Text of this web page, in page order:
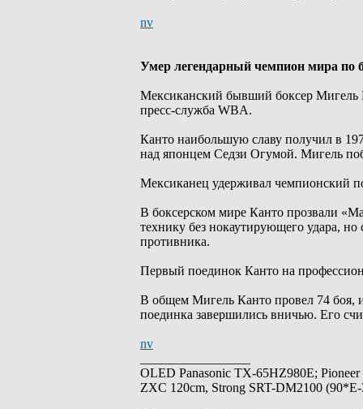
nv
Умер легендарный чемпион мира по
Мексиканский бывший боксер Мигель
пресс-служба WBA.
Канто наибольшую славу получил в
над японцем Седзи Огумой. Мигель
Мексиканец удерживал чемпионский
В боксерском мире Канто прозвали
технику без нокаутирующего удара,
противника.
Первый поединок Канто на
В общем Мигель Канто провел 74 боя,
поединка завершились вничью. Его
nv
OLED Panasonic TX-65HZ980E;
ZXC 120cm, Strong SRT-DM2100